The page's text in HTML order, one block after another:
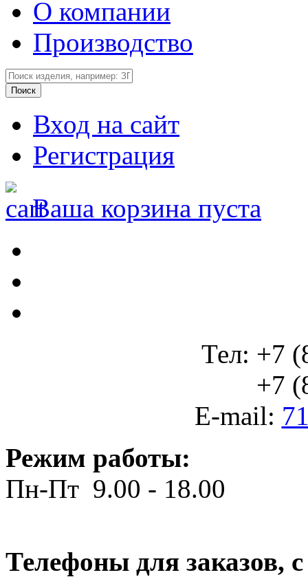
О компании
Производство
Вход на сайт
Регистрация
Ваша корзина пуста
Тел: +7
+7
E-mail:
Режим работы:
Пн-Пт 9.00 - 18.00
Телефоны для заказов,